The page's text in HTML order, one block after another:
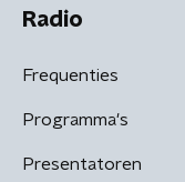
Radio
Frequenties
Programma's
Presentatoren